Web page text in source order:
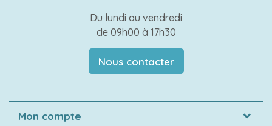
Du lundi au vendredi
de 09h00 à 17h30
Nous contacter
Mon compte